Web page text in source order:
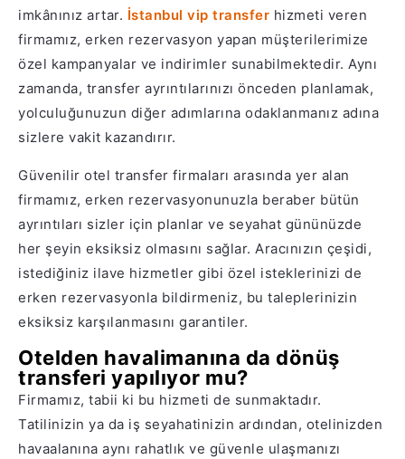
imkânınız artar. İstanbul vip transfer hizmeti veren
firmamız, erken rezervasyon yapan müşterilerimize
özel kampanyalar ve indirimler sunabilmektedir. Aynı
zamanda, transfer ayrıntılarınızı önceden planlamak,
yolculuğunuzun diğer adımlarına odaklanmanız adına
sizlere vakit kazandırır.
Güvenilir otel transfer firmaları arasında yer alan
firmamız, erken rezervasyonunuzla beraber bütün
ayrıntıları sizler için planlar ve seyahat gününüzde
her şeyin eksiksiz olmasını sağlar. Aracınızın çeşidi,
istediğiniz ilave hizmetler gibi özel isteklerinizi de
erken rezervasyonla bildirmeniz, bu taleplerinizin
eksiksiz karşılanmasını garantiler.
Otelden havalimanına da dönüş
transferi yapılıyor mu?
Firmamız, tabii ki bu hizmeti de sunmaktadır.
Tatilinizin ya da iş seyahatinizin ardından, otelinizden
havaalanına aynı rahatlık ve güvenle ulaşmanızı